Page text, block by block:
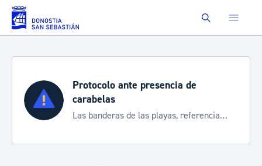
Saltar al contenido principal Buscar
Protocolo ante presencia de
carabelas
Las banderas de las playas, referencia